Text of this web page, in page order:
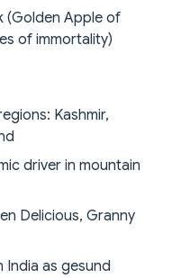
(Golden Apple of
of immortality)
Kashmir,
driver in mountain
Delicious, Granny
India as gesund